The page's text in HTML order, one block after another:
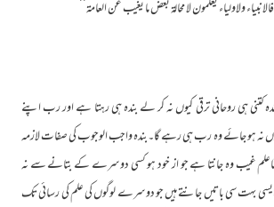
ولاولیاء یعلمون لا محالۃ بعض ما یغیب عن العامۃ‘‘
کتنی ہی روحانی ترقی کیوں نہ کر لے بندہ ہی رہتا ہے اور رب اپنے
نہ ہو جائے وہ رب ہی رہے گا۔بندہ واجب الوجوب کی صفات لازمہ
غیب وہ جانتا ہے جو از خود ہو کسی دوسرے کے بتانے سے نہ
ایسی بہت سی باتیں جانتے ہیں جو دوسرے لوگوں کی علم کی رسائی تک